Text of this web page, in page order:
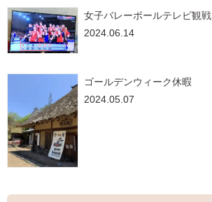
女子バレーボールテレビ観戦
2024.06.14
ゴールデンウィーク休暇
2024.05.07